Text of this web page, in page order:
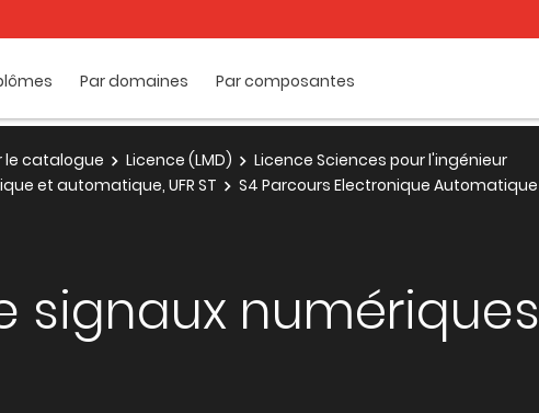
Par domaines Par composantes
le catalogue Licence (LMD)
Licence Sciences pour l'ingénieur
et automatique, UFR ST
S4 Parcours Electronique Automatique
signaux numériques